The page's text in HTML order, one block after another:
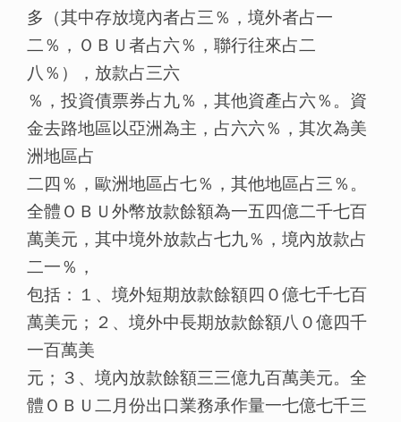
多（其中存放境內者占三％，境外者占一
二％，ＯＢＵ者占六％，聯行往來占二
八％），放款占三六
％，投資債票券占九％，其他資產占六％。資
金去路地區以亞洲為主，占六六％，其次為美
洲地區占
二四％，歐洲地區占七％，其他地區占三％。
全體ＯＢＵ外幣放款餘額為一五四億二千七百
萬美元，其中境外放款占七九％，境內放款占
二一％，
包括：１、境外短期放款餘額四０億七千七百
萬美元；２、境外中長期放款餘額八０億四千
一百萬美
元；３、境內放款餘額三三億九百萬美元。全
體ＯＢＵ二月份出口業務承作量一七億七千三